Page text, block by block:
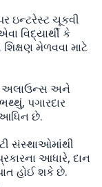
ઇન્ટરેસ્ટ ચૂકવી
વિદ્યાર્થી કે
મેળવવા માટે
અલાઉન્સ અને
પગારદાર
છે.
સંસ્થાઓમાંથી
આધારે, દાન
હોઈ શકે છે.